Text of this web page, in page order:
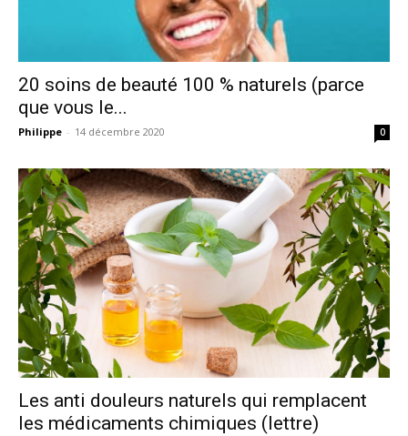
20 soins de beauté 100 % naturels (parce
que vous le...
Philippe - 14 décembre 2020 0
Les anti douleurs naturels qui remplacent
les médicaments chimiques (lettre)